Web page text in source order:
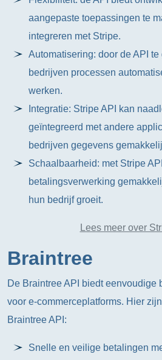
aangepaste toepassingen te
integreren met Stripe.
Automatisering: door de API
bedrijven processen
werken.
Integratie: Stripe API kan
geïntegreerd met andere
bedrijven gegevens
Schaalbaarheid: met Stripe
betalingsverwerking
hun bedrijf groeit.
Lees meer over
Braintree
De Braintree API biedt eenvoudige
voor e-commerceplatforms. Hier
Braintree API:
Snelle en veilige betalingen